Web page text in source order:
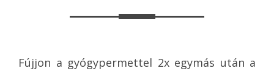
Fújjon a gyógypermettel 2x egymás után a